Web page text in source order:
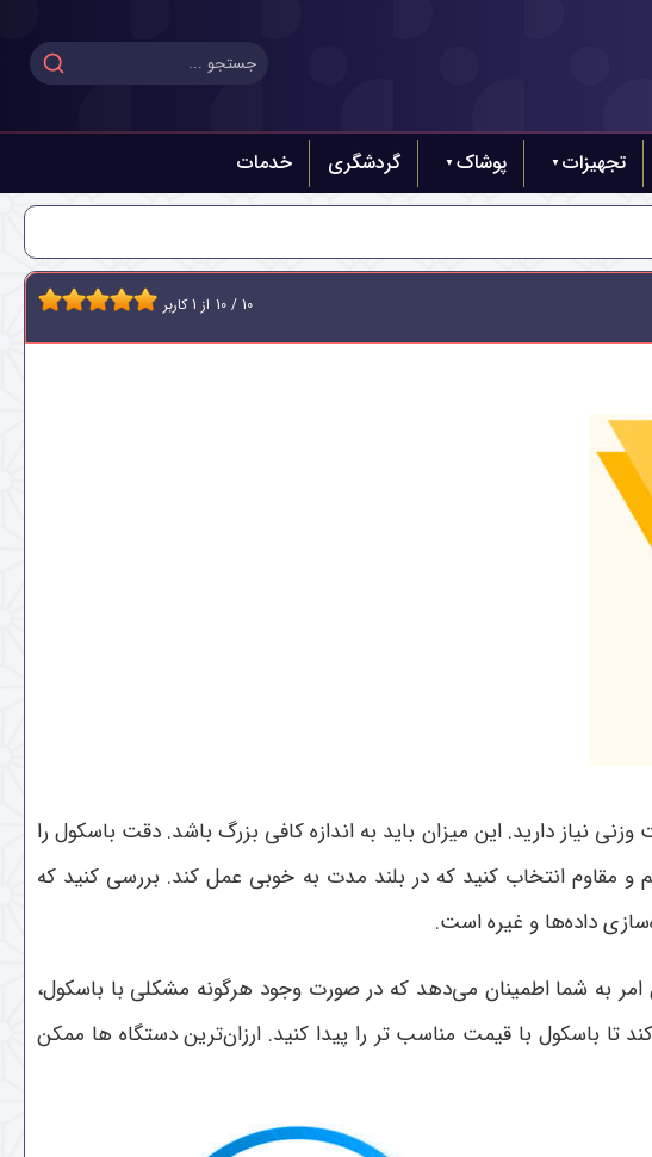
تجهیزات پوشاک گردشگری خدمات
10 / 10 از 1 کاربر
نیاز دارید. این میزان باید به اندازه کافی بزرگ باشد. دقت باسکول را
انتخاب کنید که در بلند مدت به خوبی عمل کند. بررسی کنید که
داده‌ها و غیره است.
به شما اطمینان می‌دهد که در صورت وجود هرگونه مشکلی با باسکول،
تا باسکول با قیمت مناسب تر را پیدا کنید. ارزان‌ترین دستگاه ها ممکن